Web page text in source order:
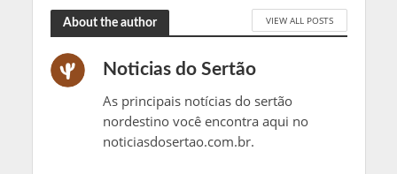
About the author VIEW ALL POSTS
Noticias do Sertão
As principais notícias do sertão
nordestino você encontra aqui no
noticiasdosertao.com.br.